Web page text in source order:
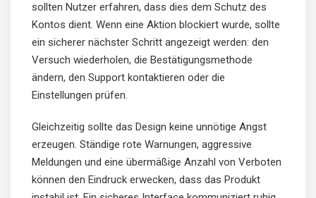
sollten Nutzer erfahren, dass dies dem Schutz des
Kontos dient. Wenn eine Aktion blockiert wurde, sollte
ein sicherer nächster Schritt angezeigt werden: den
Versuch wiederholen, die Bestätigungsmethode
ändern, den Support kontaktieren oder die
Einstellungen prüfen.
Gleichzeitig sollte das Design keine unnötige Angst
erzeugen. Ständige rote Warnungen, aggressive
Meldungen und eine übermäßige Anzahl von Verboten
können den Eindruck erwecken, dass das Produkt